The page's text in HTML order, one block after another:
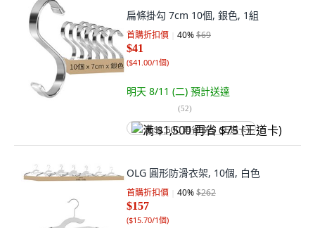
扁條掛勾 7cm 10個, 銀色, 1組
首購折扣價 40%$69
$41
($41.00/1個)
明天 8/11 (二) 預計送達
(52)
满 $1,500 再省 $75 (王道卡)
OLG 圓形防滑衣架, 10個, 白色
首購折扣價 40%$262
$157
($15.70/1個)